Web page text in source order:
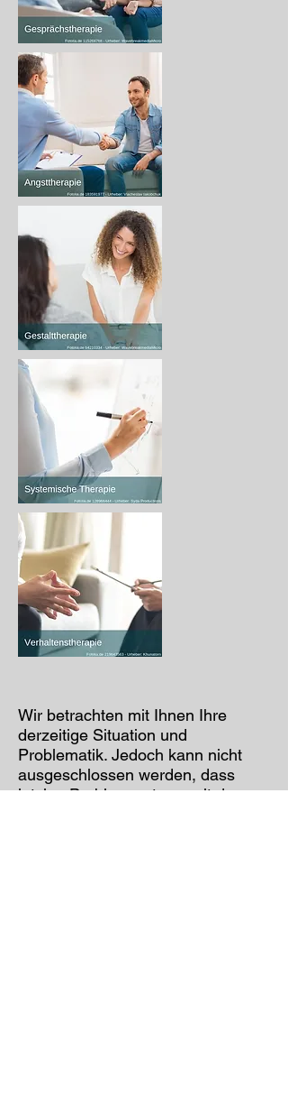
Wir betrachten mit Ihnen Ihre
derzeitige Situation und
Problematik. Jedoch kann nicht
ausgeschlossen werden, dass
jetzige Probleme etwas mit der